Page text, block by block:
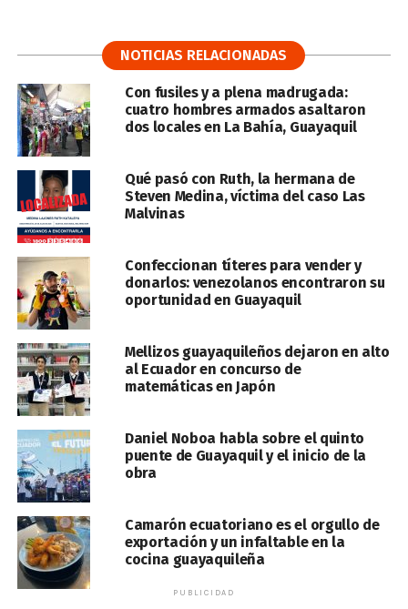
NOTICIAS RELACIONADAS
Con fusiles y a plena madrugada:
cuatro hombres armados asaltaron
dos locales en La Bahía, Guayaquil
Qué pasó con Ruth, la hermana de
Steven Medina, víctima del caso Las
Malvinas
Confeccionan títeres para vender y
donarlos: venezolanos encontraron su
oportunidad en Guayaquil
Mellizos guayaquileños dejaron en alto
al Ecuador en concurso de
matemáticas en Japón
Daniel Noboa habla sobre el quinto
puente de Guayaquil y el inicio de la
obra
Camarón ecuatoriano es el orgullo de
exportación y un infaltable en la
cocina guayaquileña
PUBLICIDAD